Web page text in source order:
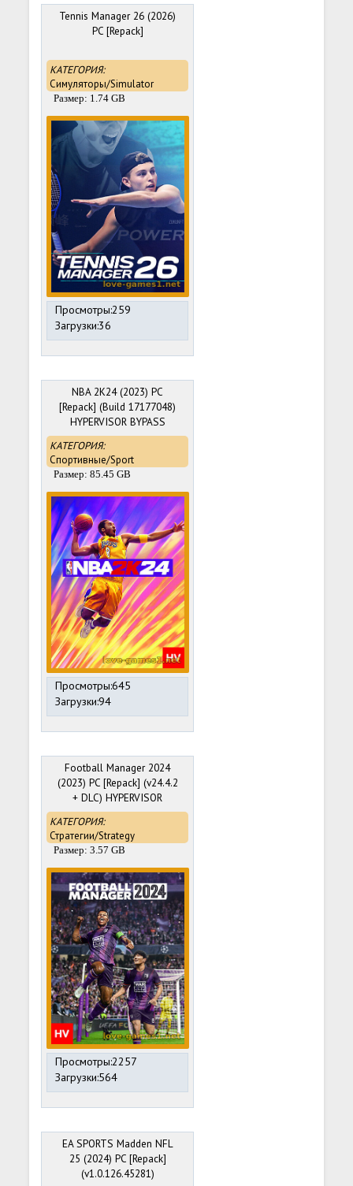
Tennis Manager 26 (2026)
PC [Repack]
КАТЕГОРИЯ:
Симуляторы/Simulator
Размер: 1.74 GB
Просмотры:259
Загрузки:36
NBA 2K24 (2023) PC
[Repack] (Build 17177048)
HYPERVISOR BYPASS
КАТЕГОРИЯ:
Спортивные/Sport
Размер: 85.45 GB
Просмотры:645
Загрузки:94
Football Manager 2024
(2023) PC [Repack] (v24.4.2
+ DLC) HYPERVISOR
BYPASS
КАТЕГОРИЯ:
Стратегии/Strategy
Размер: 3.57 GB
Просмотры:2257
Загрузки:564
EA SPORTS Madden NFL
25 (2024) PC [Repack]
(v1.0.126.45281)